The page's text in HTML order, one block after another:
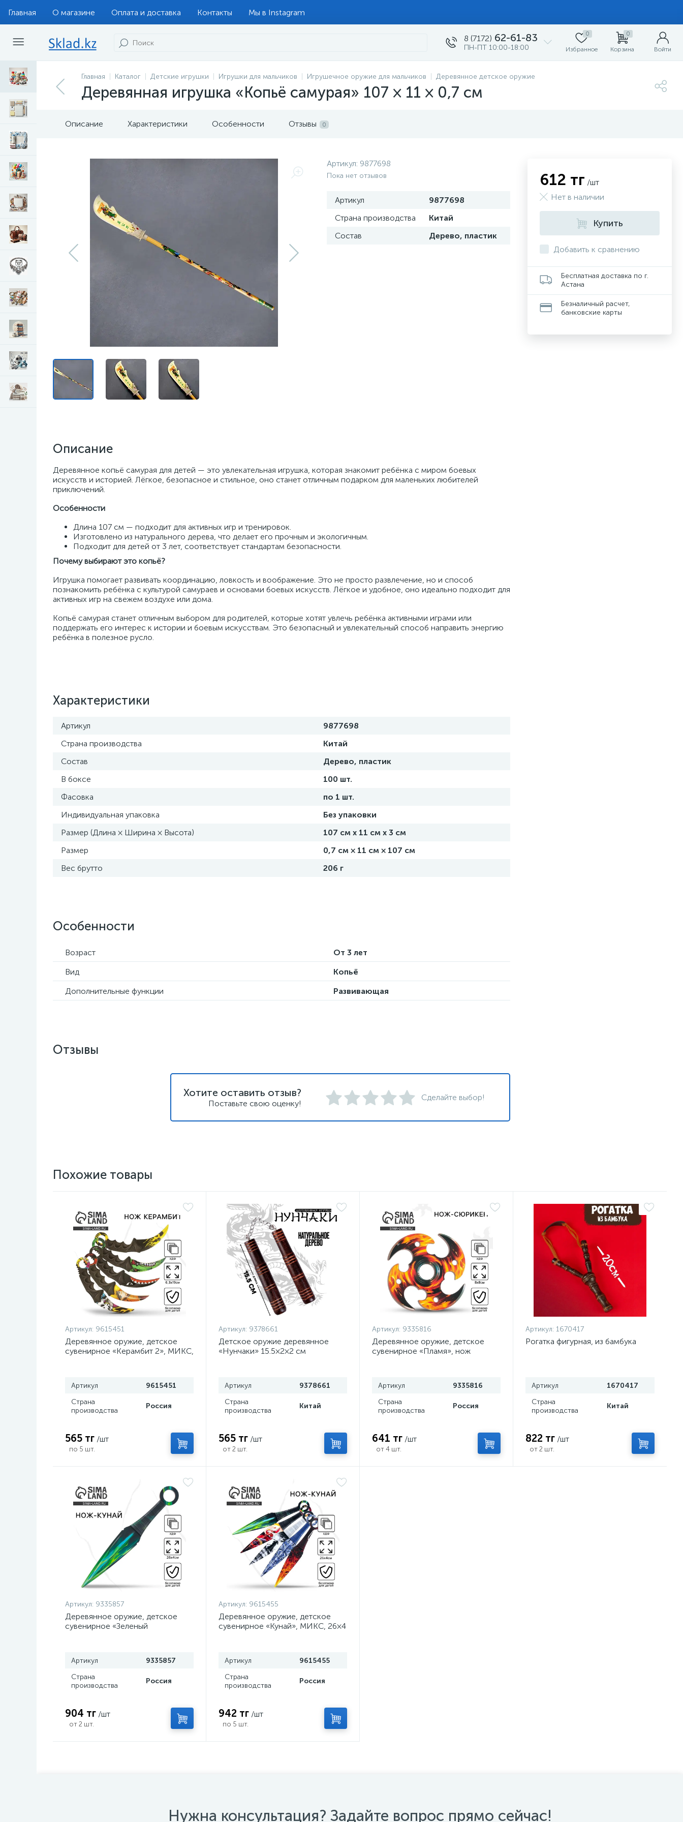
Главная О магазине Оплата и доставка Контакты Мы в Instagram
8 (7172) 62-61-83
ПН-ПТ 10:00-18:00
0
Избранное
0
Корзина Войти
Главная Каталог Детские игрушки Игрушки для мальчиков Игрушечное оружие для мальчиков Деревянное детское оружие
Деревянная игрушка «Копьё самурая» 107 × 11 × 0,7 см
Описание Характеристики Особенности Отзывы 0
Артикул: 9877698
Пока нет отзывов
Артикул
9877698
Страна производства
Китай
Состав
Дерево, пластик
Описание
Деревянное копьё самурая для детей — это увлекательная игрушка, которая знакомит ребёнка с миром боевых
искусств и историей. Лёгкое, безопасное и стильное, оно станет отличным подарком для маленьких любителей
приключений.
Особенности
Длина 107 см — подходит для активных игр и тренировок.
Изготовлено из натурального дерева, что делает его прочным и экологичным.
Подходит для детей от 3 лет, соответствует стандартам безопасности.
Почему выбирают это копьё?
Игрушка помогает развивать координацию, ловкость и воображение. Это не просто развлечение, но и способ
познакомить ребёнка с культурой самураев и основами боевых искусств. Лёгкое и удобное, оно идеально подходит для
активных игр на свежем воздухе или дома.
Копьё самурая станет отличным выбором для родителей, которые хотят увлечь ребёнка активными играми или
поддержать его интерес к истории и боевым искусствам. Это безопасный и увлекательный способ направить энергию
ребёнка в полезное русло.
Характеристики
Артикул
9877698
Страна производства
Китай
Состав
Дерево, пластик
В боксе
100 шт.
Фасовка
по 1 шт.
Индивидуальная упаковка
Без упаковки
Размер (Длина × Ширина × Высота)
107 см х 11 см х 3 см
Размер
0,7 см × 11 см × 107 см
Вес брутто
206 г
Особенности
Возраст
От 3 лет
Вид
Копьё
Дополнительные функции
Развивающая
612 тг /шт
Нет в наличии
Купить
Добавить к сравнению
Бесплатная доставка по г.
Астана
Безналичный расчет,
банковские карты
Отзывы
Хотите оставить отзыв?
Поставьте свою оценку!
Сделайте выбор!
Похожие товары
Артикул: 9615451
Деревянное оружие, детское
сувенирное «Керамбит 2», МИКС,
Артикул
9615451
Страна
производства
Россия
565 тг /шт
по 5 шт.
Артикул: 9378661
Детское оружие деревянное
«Нунчаки» 15.5×2×2 см
Артикул
9378661
Страна
производства
Китай
565 тг /шт
от 2 шт.
Артикул: 9335816
Деревянное оружие, детское
сувенирное «Пламя», нож
Артикул
9335816
Страна
производства
Россия
641 тг /шт
от 4 шт.
Артикул: 1670417
Рогатка фигурная, из бамбука
Артикул
1670417
Страна
производства
Китай
822 тг /шт
от 2 шт.
Артикул: 9335857
Деревянное оружие, детское
сувенирное «Зеленый
Артикул
9335857
Страна
производства
Россия
904 тг /шт
от 2 шт.
Артикул: 9615455
Деревянное оружие, детское
сувенирное «Кунай», МИКС, 26×4
Артикул
9615455
Страна
производства
Россия
942 тг /шт
по 5 шт.
Нужна консультация? Задайте вопрос прямо сейчас!